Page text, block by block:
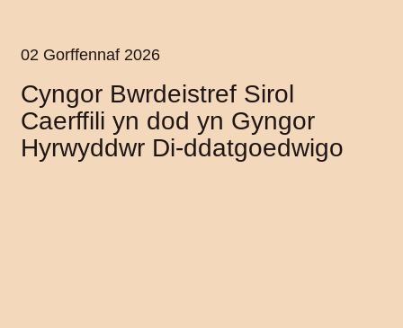
02 Gorffennaf 2026
Cyngor Bwrdeistref Sirol
Caerffili yn dod yn Gyngor
Hyrwyddwr Di-ddatgoedwigo